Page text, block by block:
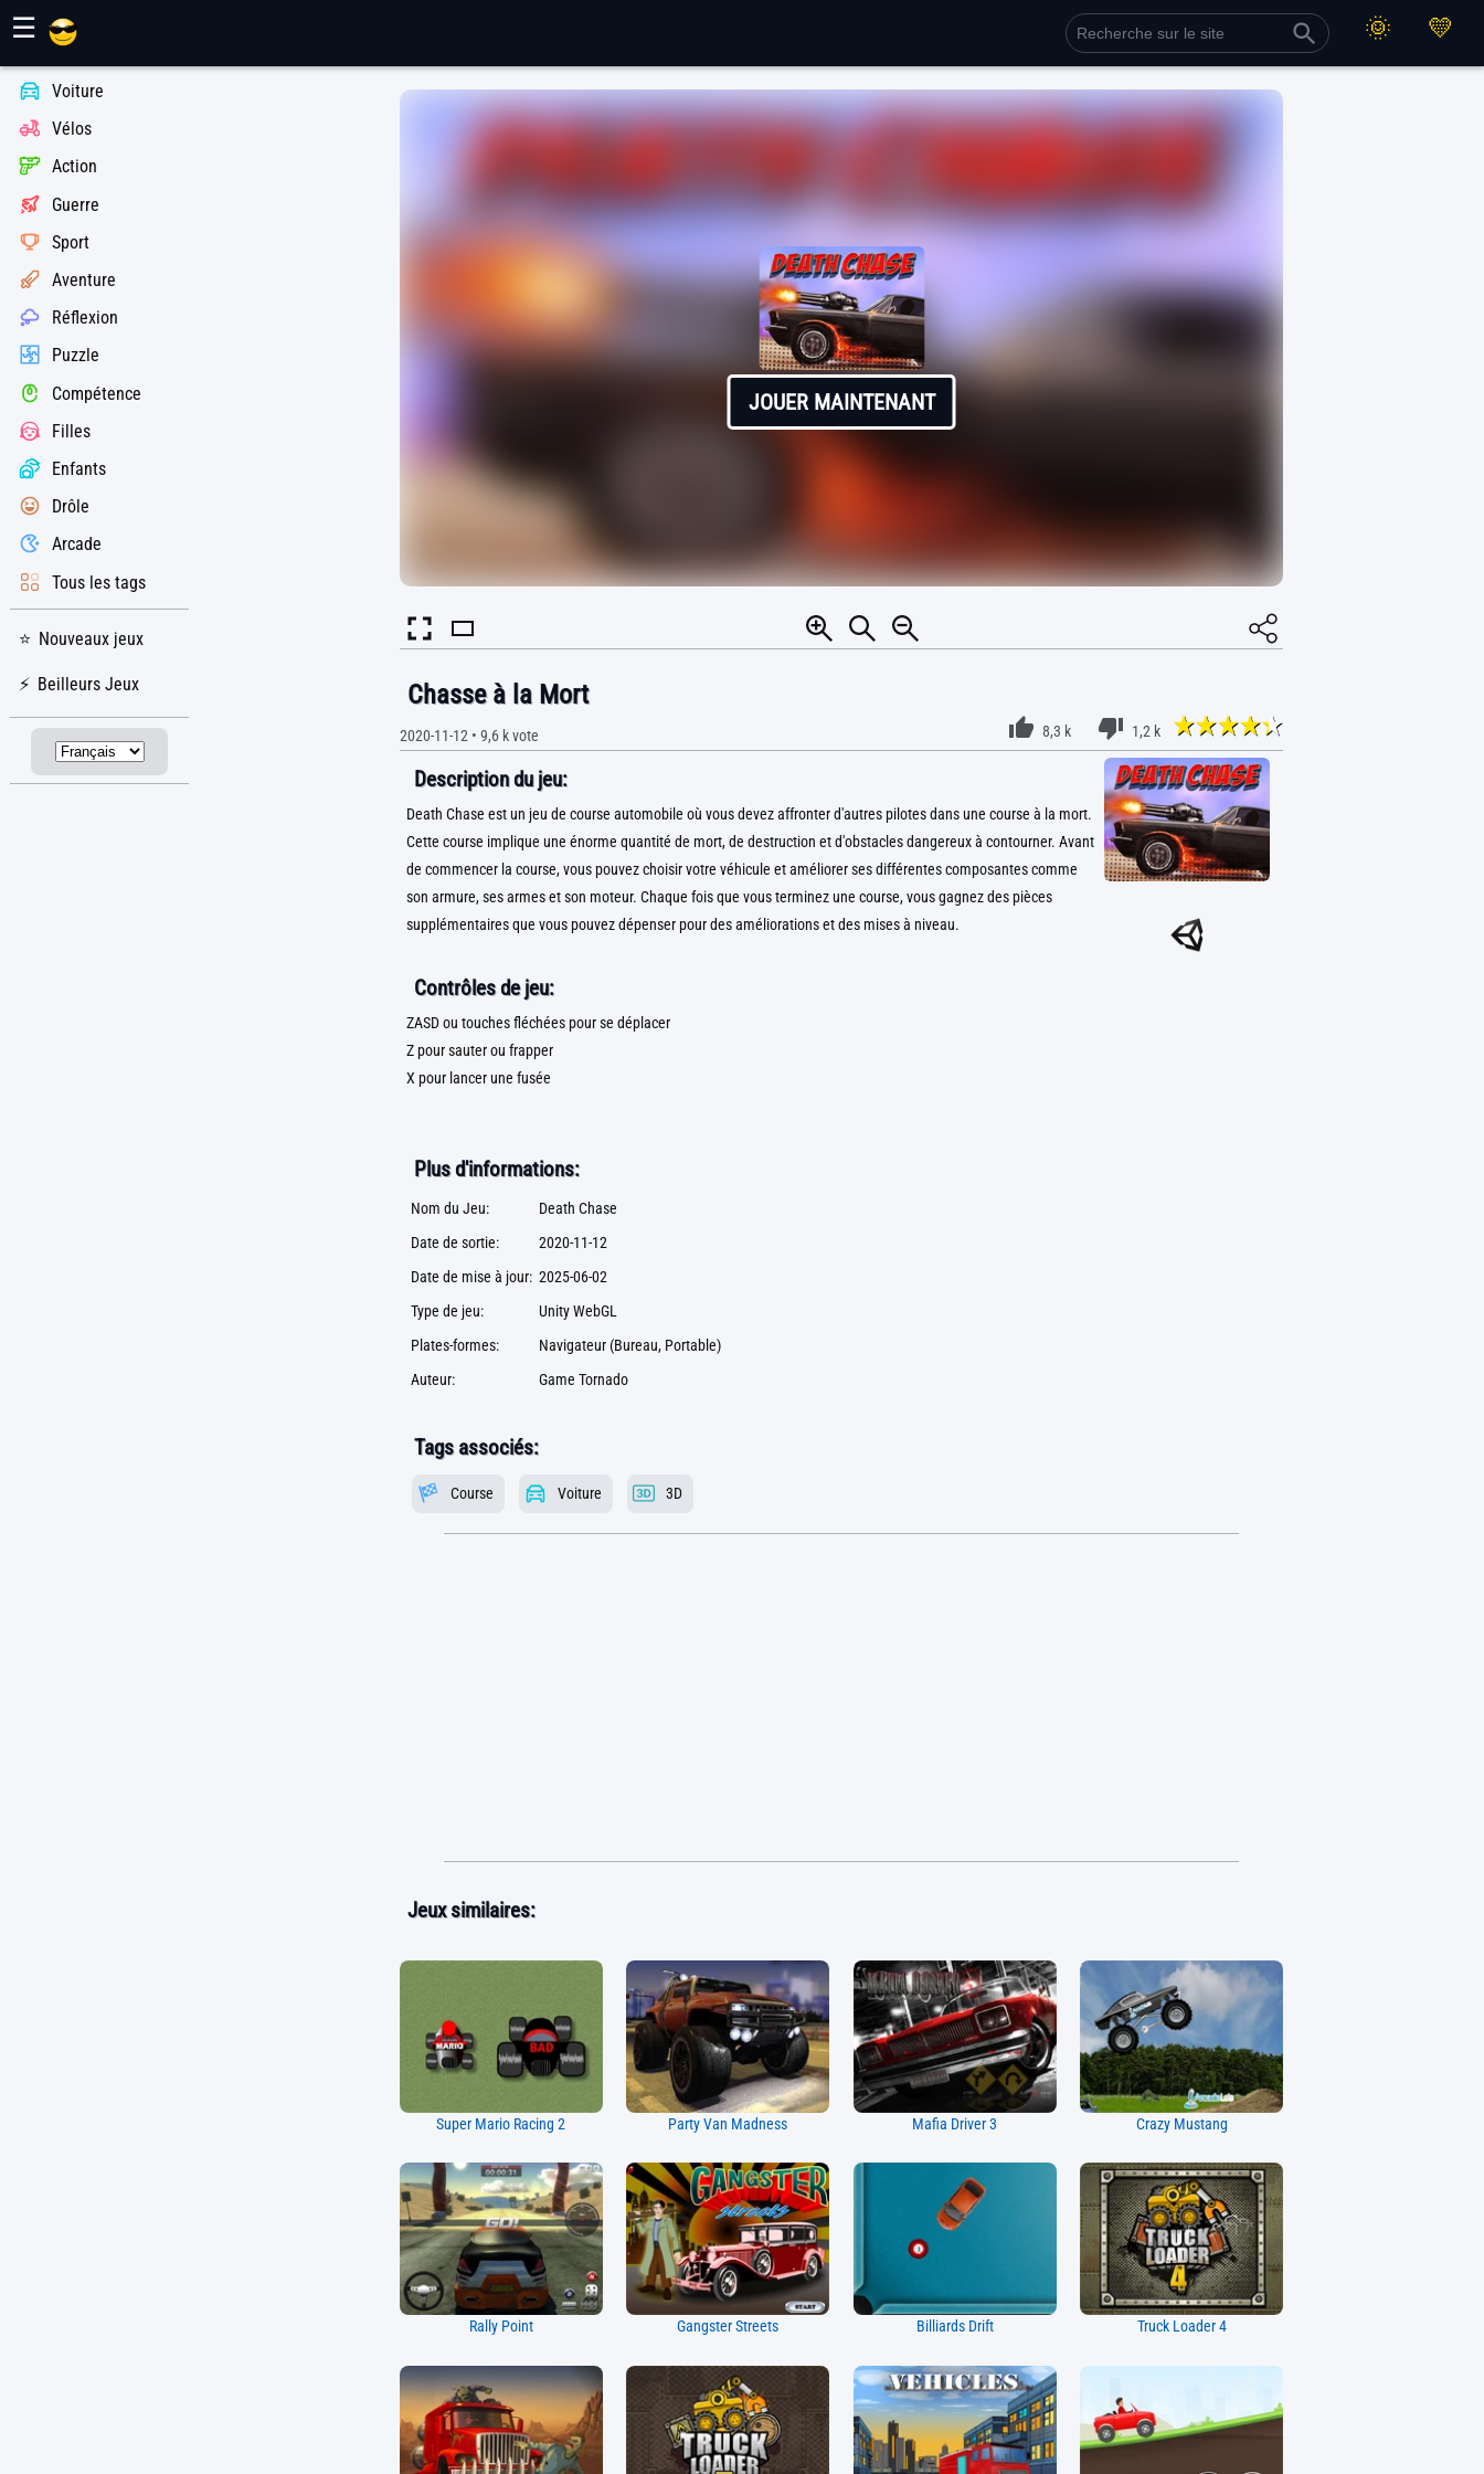
☰
Voiture
Vélos
Action
Guerre
Sport
Aventure
Réflexion
Puzzle
Compétence
Filles
Enfants
Drôle
Arcade
Tous les tags
Nouveaux jeux
Beilleurs Jeux
JOUER MAINTENANT
Chasse à la Mort
2020-11-12• 9,6 kvote 8,3 k 1,2 k
Description du jeu:
Death Chase est un jeu de course automobile où vous devez affronter d'autres pilotes dans une course à la mort.
Cette course implique une énorme quantité de mort, de destruction et d'obstacles dangereux à contourner. Avant
de commencer la course, vous pouvez choisir votre véhicule et améliorer ses différentes composantes comme
son armure, ses armes et son moteur. Chaque fois que vous terminez une course, vous gagnez des pièces
supplémentaires que vous pouvez dépenser pour des améliorations et des mises à niveau.
Contrôles de jeu:
ZASD ou touches fléchées pour se déplacer
Z pour sauter ou frapper
X pour lancer une fusée
Plus d'informations:
Nom du Jeu:
Death Chase
Date de sortie:
2020-11-12
Date de mise à jour: 2025-06-02
Type de jeu:
Unity WebGL
Plates-formes:
Navigateur (Bureau, Portable)
Auteur:
Game Tornado
Tags associés:
Course Voiture 3D
Jeux similaires:
Super Mario Racing 2 Party Van Madness Mafia Driver 3 Crazy Mustang
Rally Point Gangster Streets Billiards Drift Truck Loader 4